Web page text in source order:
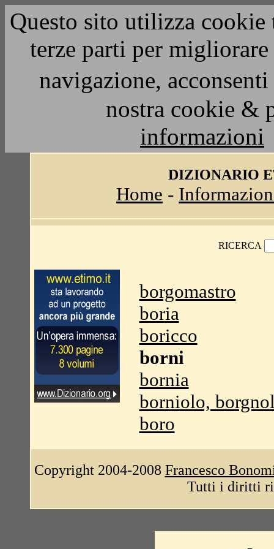
Questo sito utilizza
terze parti per
navigazione,
nostra cookie &
informazioni
DIZIONARIO
Home -
RICERCA
borgomastro
boria
boricco
borni
bornia
borniolo,
boro
Copyright 2004-2008 Francesco
Tutti i diritti